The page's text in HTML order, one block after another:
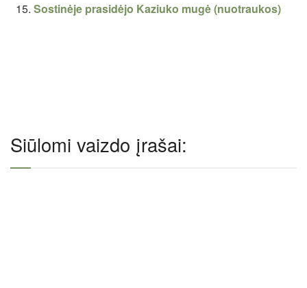
Sostinėje prasidėjo Kaziuko mugė (nuotraukos)
Siūlomi vaizdo įrašai: